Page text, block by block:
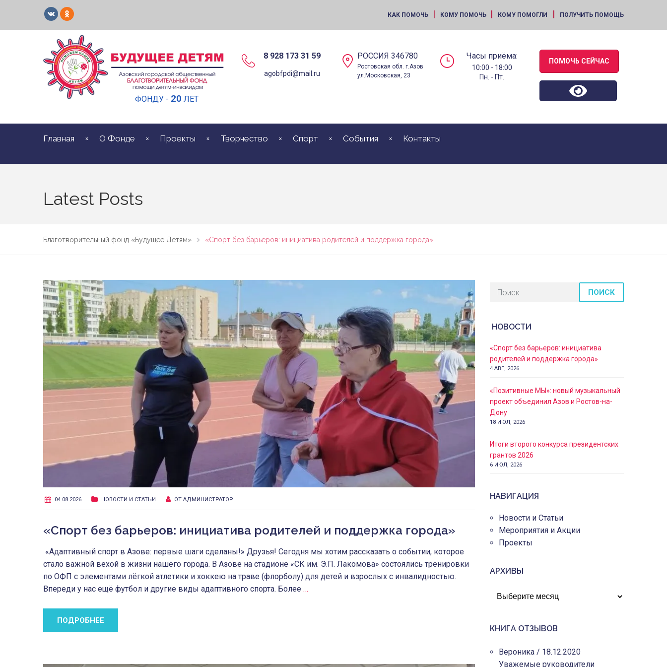
КАК ПОМОЧЬ | КОМУ ПОМОЧЬ | КОМУ ПОМОГЛИ | ПОЛУЧИТЬ ПОМОЩЬ
ФОНДУ - 20 ЛЕТ
8 928 173 31 59
agobfpdi@mail.ru
РОССИЯ 346780
Ростовская обл. г.Азов
ул.Московская, 23
Часы приёма:
10:00 - 18:00
Пн. - Пт.
ПОМОЧЬ СЕЙЧАС
Главная О Фонде Проекты Творчество Спорт События Контакты
Latest Posts
Благотворительный фонд «Будущее Детям» «Спорт без барьеров: инициатива родителей и поддержка города»
04.08.2026 НОВОСТИ И СТАТЬИ ОТ АДМИНИСТРАТОР
«Спорт без барьеров: инициатива родителей и поддержка города»
«Адаптивный спорт в Азове: первые шаги сделаны!» Друзья! Сегодня мы хотим рассказать о событии, которое
стало важной вехой в жизни нашего города. В Азове на стадионе «СК им. Э.П. Лакомова» состоялись тренировки
по ОФП с элементами лёгкой атлетики и хоккею на траве (флорболу) для детей и взрослых с инвалидностью.
Впереди у нас ещё футбол и другие виды адаптивного спорта. Более …
ПОДРОБНЕЕ
ПОИСК
НОВОСТИ
«Спорт без барьеров: инициатива
родителей и поддержка города»
4 АВГ, 2026
«Позитивные МЫ»: новый музыкальный
проект объединил Азов и Ростов-на-
Дону
18 ИЮЛ, 2026
Итоги второго конкурса президентских
грантов 2026
6 ИЮЛ, 2026
НАВИГАЦИЯ
Новости и Статьи
Мероприятия и Акции
Проекты
АРХИВЫ
АРХИВЫ
КНИГА ОТЗЫВОВ
Вероника / 18.12.2020
Уважемые руководители